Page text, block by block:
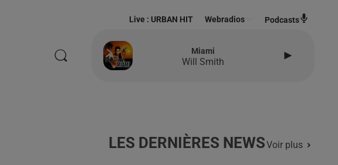
Live : URBAN HIT Webradios Podcasts
Miami
Will Smith
LES DERNIÈRES NEWSVoir plus